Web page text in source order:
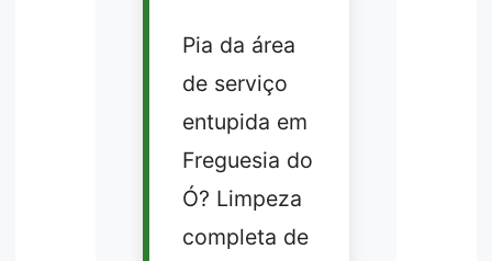
Pia da área
de serviço
entupida em
Freguesia do
Ó? Limpeza
completa de